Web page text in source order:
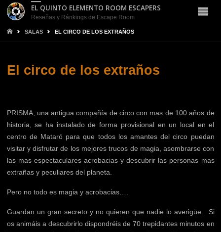
EL QUINTO ELEMENTO ROOM ESCAPERS
Reseñas y Ránkings de Escape Room
INICIOSALAS EL CIRCO DE LOS EXTRAÑOS
El circo de los extraños
PRISMA, una antigua compañía de circo con mas de 100 años de
historia, se ha instalado de forma provisional en un local en el
centro de Mataró para que todos los amantes del circo puedan
visitar y disfrutar de los mejores trucos de magia, asombrarse con
las mas espectaculares acrobacias y descubrir las personas mas
extrañas y peculiares del planeta.
Pero no todo es magia y acrobacias….
Guardan un gran secreto y no quieren que nadie lo averigüe. Si
os animáis a descubrirlo dispondréis de 70 trepidantes minutos en